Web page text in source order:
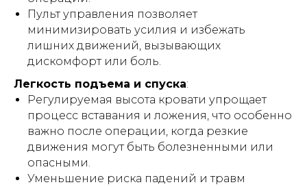
Пульт управления позволяет
минимизировать усилия и избежать
лишних движений, вызывающих
дискомфорт или боль.
Легкость подъема и спуска:
Регулируемая высота кровати упрощает
процесс вставания и ложения, что особенно
важно после операции, когда резкие
движения могут быть болезненными или
опасными.
Уменьшение риска падений и травм
профессиональную медицинскую
консультацию, диагностику или
лечение. Перед использованием
любых рекомендаций, упомянутых в
статье методов лечения, препаратов
или медицинских изделий,
обязательно проконсультируйтесь с
квалифицированным врачом. Помните,
что самолечение может нанести вред
вашему здоровью. Автор и издатель не
несут ответственности за возможные
негативные последствия, вызванные
использованием информации из статьи.